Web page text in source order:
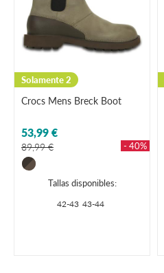
Solamente 2
Crocs Mens Breck Boot
53,99 €
89,99 € - 40%
Tallas disponibles:
42-43 43-44